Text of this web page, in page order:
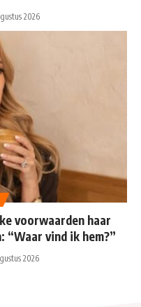
2026
voorwaarden haar
“Waar vind ik hem?”
2026